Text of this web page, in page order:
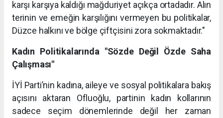
karşı karşıya kaldığı mağduriyet açıkça ortadadır. Alın
terinin ve emeğin karşılığını vermeyen bu politikalar,
Düzce halkını ve bölge çiftçisini zora sokmaktadır."
Kadın Politikalarında "Sözde Değil Özde Saha
Çalışması"
İYİ Parti’nin kadına, aileye ve sosyal politikalara bakış
açısını aktaran Ofluoğlu, partinin kadın kollarının
sadece seçim dönemlerinde değil her zaman